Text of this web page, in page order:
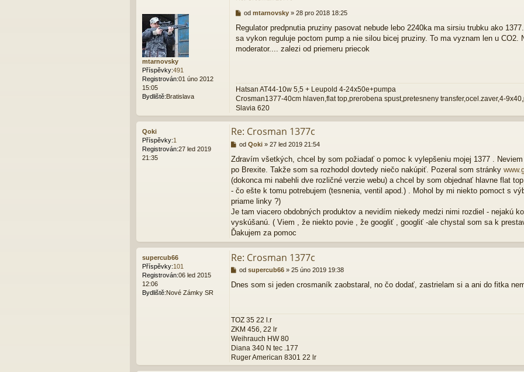
mtarnovsky
Příspěvky:491
Registrován:01 úno 2012
15:05
Bydliště: Bratislava
P
í
s
p
od mtarnovsky » 28 pro 2018 18:25
Regulator predpnutia pruziny pasovat nebude lebo 2240ka ma sirsiu trubku ako
sa vykon reguluje poctom pump a nie silou bicej pruziny. To ma vyznam len u CO2.
moderator.... zalezi od priemeru priecok
Hatsan AT44-10w 5,5 + Leupold 4-24x50e+pumpa
Crosman1377-40cm hlaven,flat top,prerobena spust,pretesneny transfer,ocel.zaver,4-
Slavia 620
Qoki
Příspěvky:1
Registrován:27 led 2019
21:35
Re: Crosman 1377c
P
í
s
p
ě
e
k
od Qoki » 27 led 2019 21:54
Zdravím všetkých, chcel by som požiadať o pomoc k vylepšeniu mojej 1377 .
po Brexite. Takže som sa rozhodol dovtedy niečo nakúpiť. Pozeral som stránky
(dokonca mi nabehli dve rozličné verzie webu) a chcel by som objednať hlavne flat
- čo ešte k tomu potrebujem (tesnenia, ventil apod.) . Mohol by mi niekto pomoct s
priame linky ?)
Je tam viacero obdobných produktov a nevidím niekedy medzi nimi rozdiel - nejakú
vyskúšanú. ( Viem , že niekto povie , že googliť , googliť -ale chystal som sa k
Ďakujem za pomoc
supercub66
Příspěvky:101
Registrován:06 led 2015
12:06
Bydliště:Nové Zámky SR
Re: Crosman 1377c
P
í
v
e
k
od supercub66 » 25 úno 2019 19:38
Dnes som si jeden crosmaník zaobstaral, no čo dodať, zastrielam si a ani do fitka
TOZ 35 22 l.r
ZKM 456, 22 lr
Weihrauch HW 80
Diana 340 N tec .177
Ruger American 8301 22 lr